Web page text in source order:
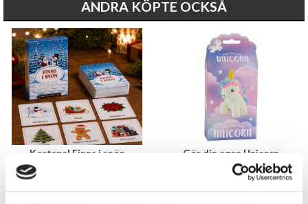
ANDRA KÖPTE OCKSÅ
Kortspel Finns i snön Gör din egen Unicorn